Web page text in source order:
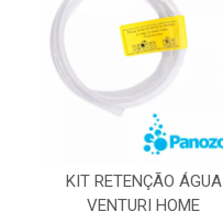
KIT RETENÇÃO ÁGUA
VENTURI HOME